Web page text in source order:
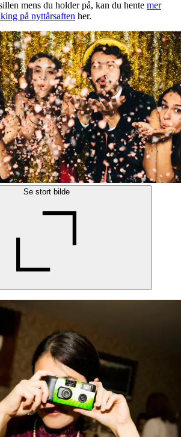
mens du holder på, kan du hente mer
på nyttårsaften her.
Se stort bilde